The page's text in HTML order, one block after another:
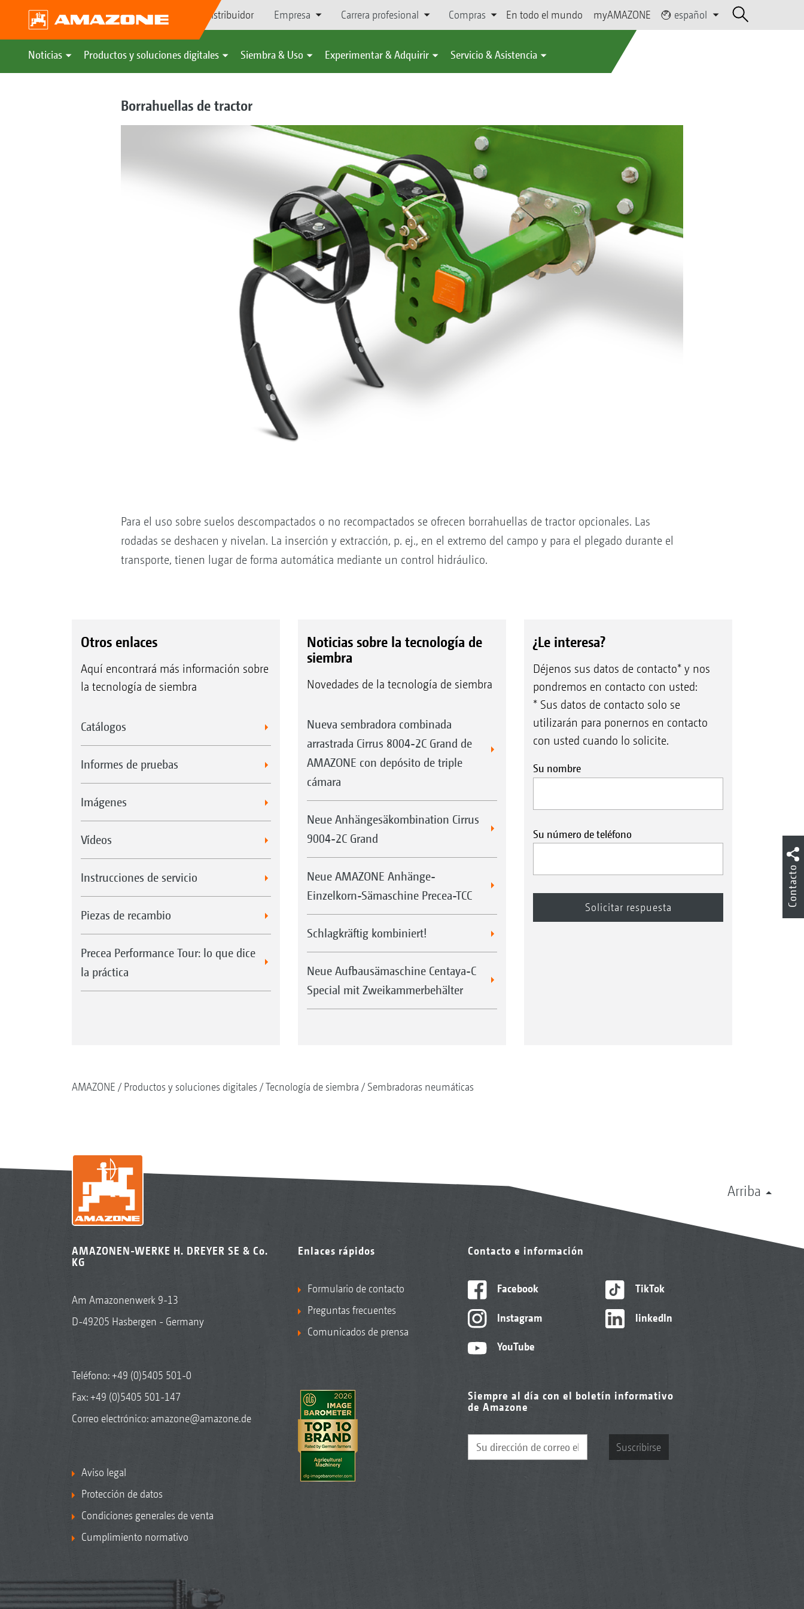
Búsqueda de distribuidor Empresa Carrera profesional Compras En todo el mundo myAMAZONE español
Noticias Productos y soluciones digitales Siembra & Uso Experimentar & Adquirir Servicio & Asistencia
Borrahuellas de tractor
Para el uso sobre suelos descompactados o no recompactados se ofrecen borrahuellas de tractor opcionales. Las
rodadas se deshacen y nivelan. La inserción y extracción, p. ej., en el extremo del campo y para el plegado durante el
transporte, tienen lugar de forma automática mediante un control hidráulico.
Otros enlaces
Aquí encontrará más información sobre
la tecnología de siembra
Catálogos
Informes de pruebas
Imágenes
Vídeos
Instrucciones de servicio
Piezas de recambio
Precea Performance Tour: lo que dice
la práctica
Noticias sobre la tecnología de
siembra
Novedades de la tecnología de siembra
Nueva sembradora combinada
arrastrada Cirrus 8004-2C Grand de
AMAZONE con depósito de triple
cámara
Neue Anhängesäkombination Cirrus
9004-2C Grand
Neue AMAZONE Anhänge-
Einzelkorn-Sämaschine Precea-TCC
Schlagkräftig kombiniert!
Neue Aufbausämaschine Centaya-C
Special mit Zweikammerbehälter
¿Le interesa?
Déjenos sus datos de contacto* y nos
pondremos en contacto con usted:
* Sus datos de contacto solo se
utilizarán para ponernos en contacto
con usted cuando lo solicite.
Su nombre
Su número de teléfono
AMAZONE Productos y soluciones digitales Tecnología de siembra Sembradoras neumáticas
Arriba
AMAZONEN-WERKE H. DREYER SE & Co.
KG
Am Amazonenwerk 9-13
D-49205 Hasbergen - Germany
Teléfono:+49 (0)5405 501-0
Fax: +49 (0)5405 501-147
Correo electrónico: amazone@amazone.de
Aviso legal
Protección de datos
Condiciones generales de venta
Cumplimiento normativo
Enlaces rápidos
Formulario de contacto
Preguntas frecuentes
Comunicados de prensa
Contacto e información
Facebook
Instagram
YouTube
TikTok
linkedIn
Siempre al día con el boletín informativo
de Amazone
Suscribirse
Contacto